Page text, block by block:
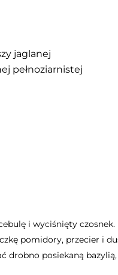
jaglanej
pełnoziarnistej
i wyciśnięty czosnek.
pomidory, przecier i
drobno posiekaną